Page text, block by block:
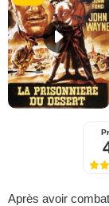
Après avoir